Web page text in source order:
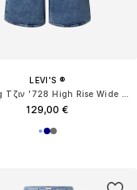
LEVI'S ®
129,00 €